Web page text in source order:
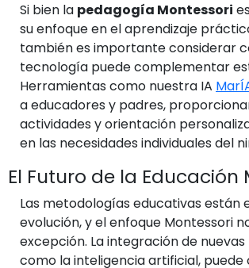
Si bien la pedagogía Montessori
su enfoque en el aprendizaje
también es importante considerar
tecnología puede complementar
Herramientas como nuestra IA
a educadores y padres,
actividades y orientación
en las necesidades individuales del
El Futuro de la Educación
Las metodologías educativas están
evolución, y el enfoque Montessori
excepción. La integración de
como la inteligencia artificial, puede